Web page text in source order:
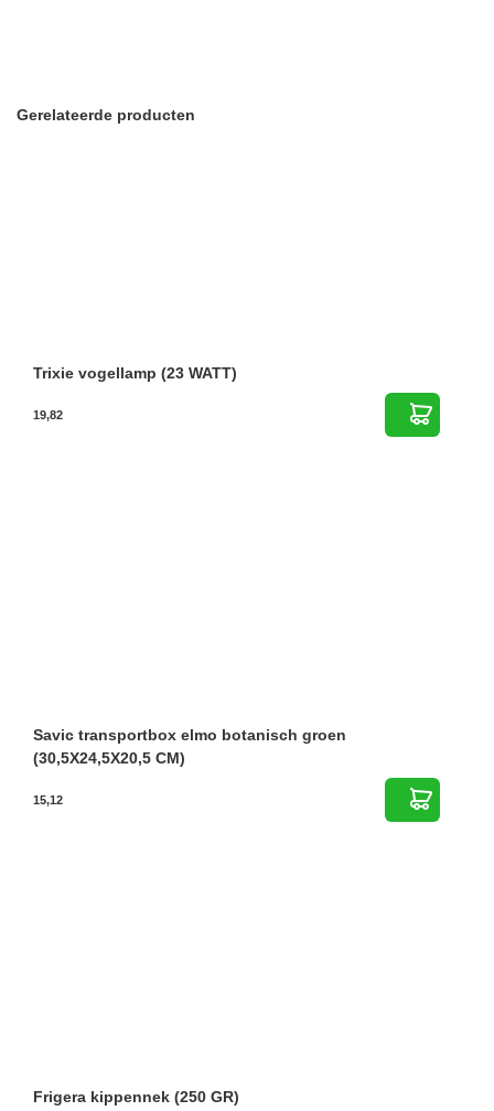
Gerelateerde producten
Trixie vogellamp (23 WATT)
19,82
Savic transportbox elmo botanisch groen
(30,5X24,5X20,5 CM)
15,12
Frigera kippennek (250 GR)